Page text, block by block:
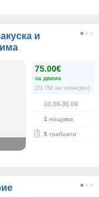
и
75.00€
за двама
(23.75€ на човек/ден)
10.08-30.09
1 нощувка
5 грабнати